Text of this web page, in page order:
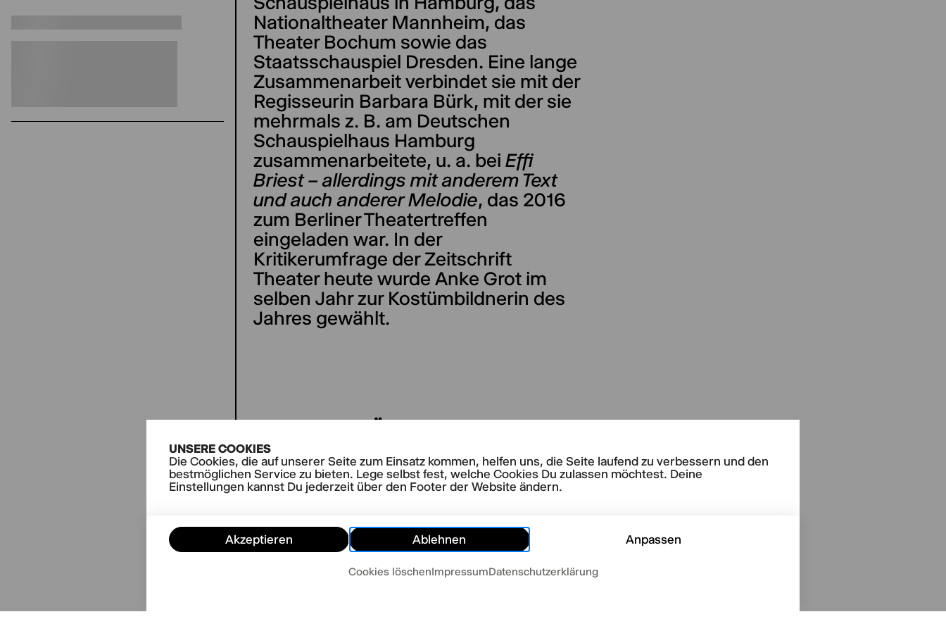
UNSERE COOKIES
Die Cookies, die auf unserer Seite zum Einsatz kommen, helfen uns, die Seite laufend zu verbessern und den
bestmöglichen Service zu bieten. Lege selbst fest, welche Cookies Du zulassen möchtest. Deine
Einstellungen kannst Du jederzeit über den Footer der Website ändern.
Akzeptieren Ablehnen Anpassen
Cookies löschenImpressumDatenschutzerklärung
Nationaltheater Mannheim, das
Theater Bochum sowie das
Staatsschauspiel Dresden. Eine lange
Zusammenarbeit verbindet sie mit der
Regisseurin Barbara Bürk, mit der sie
mehrmals z. B. am Deutschen
Schauspielhaus Hamburg
zusammenarbeitete, u. a. bei Effi
Briest – allerdings mit anderem Text
und auch anderer Melodie, das 2016
zum Berliner Theatertreffen
eingeladen war. In der
Kritikerumfrage der Zeitschrift
Theater heute wurde Anke Grot im
selben Jahr zur Kostümbildnerin des
Jahres gewählt.
Goethes Faust - allerdings mit
anderem Text und auch anderer
Melodie